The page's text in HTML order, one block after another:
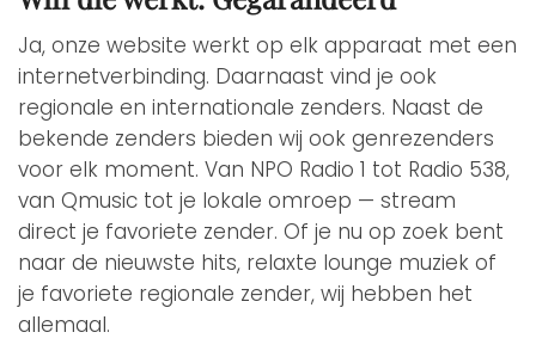
Ja, onze website werkt op elk apparaat met een
internetverbinding. Daarnaast vind je ook
regionale en internationale zenders. Naast de
bekende zenders bieden wij ook genrezenders
voor elk moment. Van NPO Radio 1 tot Radio 538,
van Qmusic tot je lokale omroep — stream
direct je favoriete zender. Of je nu op zoek bent
naar de nieuwste hits, relaxte lounge muziek of
je favoriete regionale zender, wij hebben het
allemaal.